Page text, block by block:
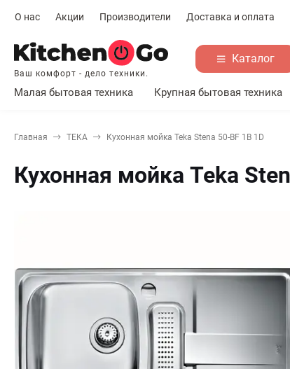
О нас Акции Производители Доставка и оплата
Ваш комфорт - дело техники.
Каталог
Малая бытовая техника Крупная бытовая техника
Главная TEKA Кухонная мойка Teka Stena 50-BF 1B 1D
Кухонная мойка Teka